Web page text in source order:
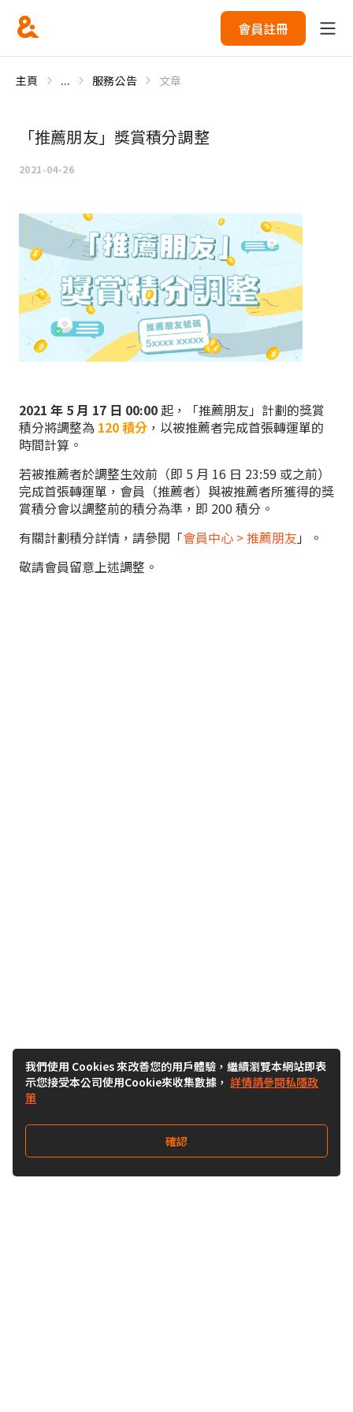
會員註冊
主頁 ... 服務公告 文章
「推薦朋友」獎賞積分調整
2021-04-26
2021 年 5 月 17 日 00:00起，「推薦朋友」計劃的獎賞
積分將調整為 120 積分 ，以被推薦者完成首張轉運單的
時間計算。
若被推薦者於調整生效前（即 5 月 16 日 23:59 或之前）
完成首張轉運單，會員（推薦者）與被推薦者所獲得的獎
賞積分會以調整前的積分為準，即 200 積分。
有關計劃積分詳情，請參閱「會員中心 > 推薦朋友 」。
敬請會員留意上述調整。
我們使用 Cookies 來改善您的用戶體驗，繼續瀏覽本網站即表
示您接受本公司使用Cookie來收集數據， 詳情請參閱私隱政
策
確認